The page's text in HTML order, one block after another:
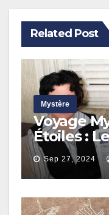
Related Post
Mystère
Voyage
Étoiles :
d’un
Isolée
Sep 27, 2024